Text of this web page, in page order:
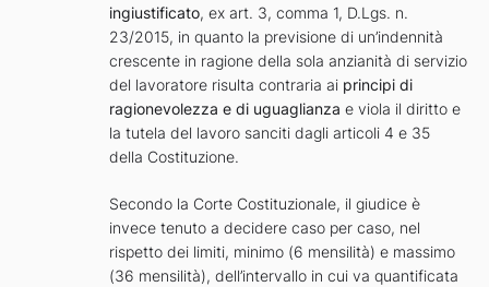
ingiustificato, ex art. 3, comma 1, D.Lgs. n.
23/2015, in quanto la previsione di un’indennità
crescente in ragione della sola anzianità di servizio
del lavoratore risulta contraria ai principi di
ragionevolezza e di uguaglianza e viola il diritto e
la tutela del lavoro sanciti dagli articoli 4 e 35
della Costituzione.
Secondo la Corte Costituzionale, il giudice è
invece tenuto a decidere caso per caso, nel
rispetto dei limiti, minimo (6 mensilità) e massimo
(36 mensilità), dell’intervallo in cui va quantificata